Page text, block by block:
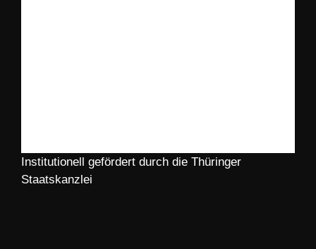
Institutionell gefördert durch die Thüringer
Staatskanzlei